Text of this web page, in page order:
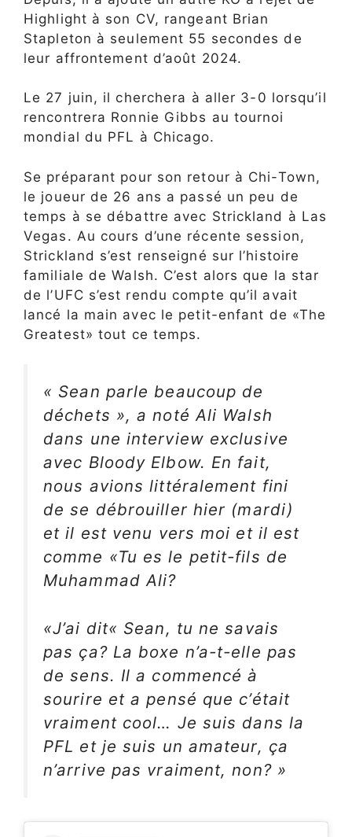
Highlight à son CV, rangeant Brian
Stapleton à seulement 55 secondes de
leur affrontement d’août 2024.
Le 27 juin, il cherchera à aller 3-0 lorsqu’il
rencontrera Ronnie Gibbs au tournoi
mondial du PFL à Chicago.
Se préparant pour son retour à Chi-Town,
le joueur de 26 ans a passé un peu de
temps à se débattre avec Strickland à Las
Vegas. Au cours d’une récente session,
Strickland s’est renseigné sur l’histoire
familiale de Walsh. C’est alors que la star
de l’UFC s’est rendu compte qu’il avait
lancé la main avec le petit-enfant de «The
Greatest» tout ce temps.
« Sean parle beaucoup de
déchets », a noté Ali Walsh
dans une interview exclusive
avec Bloody Elbow. En fait,
nous avions littéralement fini
de se débrouiller hier (mardi)
et il est venu vers moi et il est
comme «Tu es le petit-fils de
Muhammad Ali?
«J’ai dit« Sean, tu ne savais
pas ça? La boxe n’a-t-elle pas
de sens. Il a commencé à
sourire et a pensé que c’était
vraiment cool… Je suis dans la
PFL et je suis un amateur, ça
n’arrive pas vraiment, non? »